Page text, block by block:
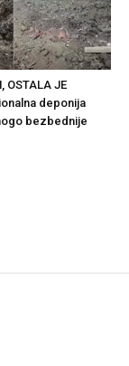
OSTALA JE
deponija
bezbednije